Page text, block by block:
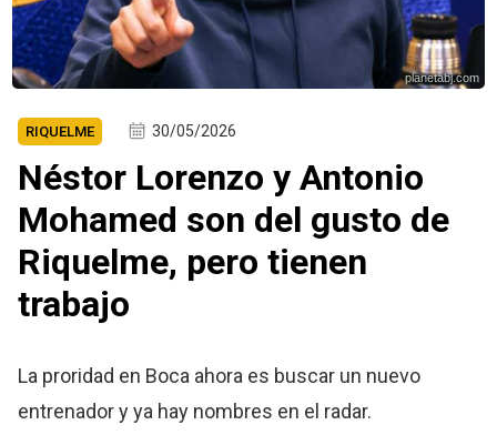
planetabj.com
RIQUELME 30/05/2026
Néstor Lorenzo y Antonio
Mohamed son del gusto de
Riquelme, pero tienen
trabajo
La proridad en Boca ahora es buscar un nuevo
entrenador y ya hay nombres en el radar.